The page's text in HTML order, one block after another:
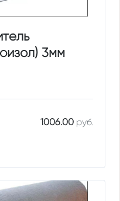
3мм
1006.00руб.